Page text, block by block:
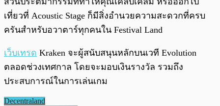
เที่ยวที่ Acoustic Stage ก็มีสิ่งอำนวยความสะดวกที่ครบ
ครันสำหรับอวาตาร์ทุกคนใน Festival Land
เว็บเทรด Kraken จะผู้สนับสนุนหลักบนเวที Evolution
ตลอดช่วงเทศกาล โดยจะมอบเงินรางวัล รวมถึง
ประสบการณ์ในการเล่นเกม
Decentraland